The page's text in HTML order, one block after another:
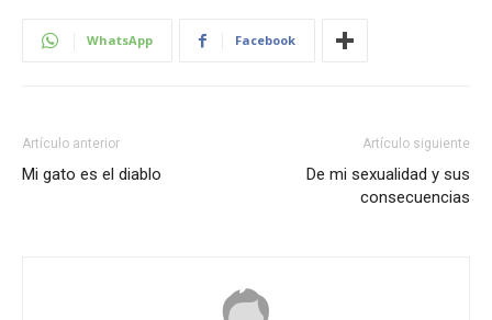
WhatsApp Facebook
Artículo anterior
Mi gato es el diablo
Artículo siguiente
De mi sexualidad y sus
consecuencias